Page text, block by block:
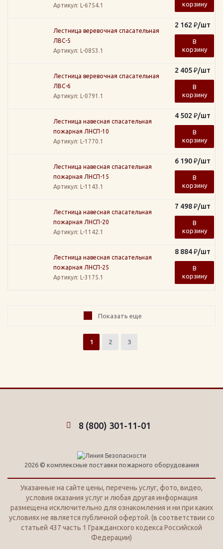
Артикул: L-6754.1
корзину
Лестница веревочная спасательная
ЛВС-5
Артикул: L-0853.1
2 162 ₽/шт
В
корзину
Лестница веревочная спасательная
ЛВС-6
Артикул: L-0791.1
2 405₽/шт
В
корзину
Лестница навесная спасательная
пожарная ЛНСП-10
Артикул: L-1770.1
4 502 ₽/шт
В
корзину
Лестница навесная спасательная
пожарная ЛНСП-15
Артикул: L-1143.1
6 190₽/шт
В
корзину
Лестница навесная спасательная
пожарная ЛНСП-20
Артикул: L-1142.1
7 498₽/шт
В
корзину
Лестница навесная спасательная
пожарная ЛНСП-25
Артикул: L-3175.1
8 884₽/шт
В
корзину
Показать еще
1 2 3
8 (800) 301-11-01
2026 © комплексные поставки пожарного оборудования
Указанные на сайте цены, перечень услуг, фото, видео,
условия оказания услуг и любая другая информация
размещена исключительно для ознакомления и ни при каких
условиях не является публичной офертой. (в соответствии со
статьей 437 часть 1 Гражданского кодекса Российской
Федерации)